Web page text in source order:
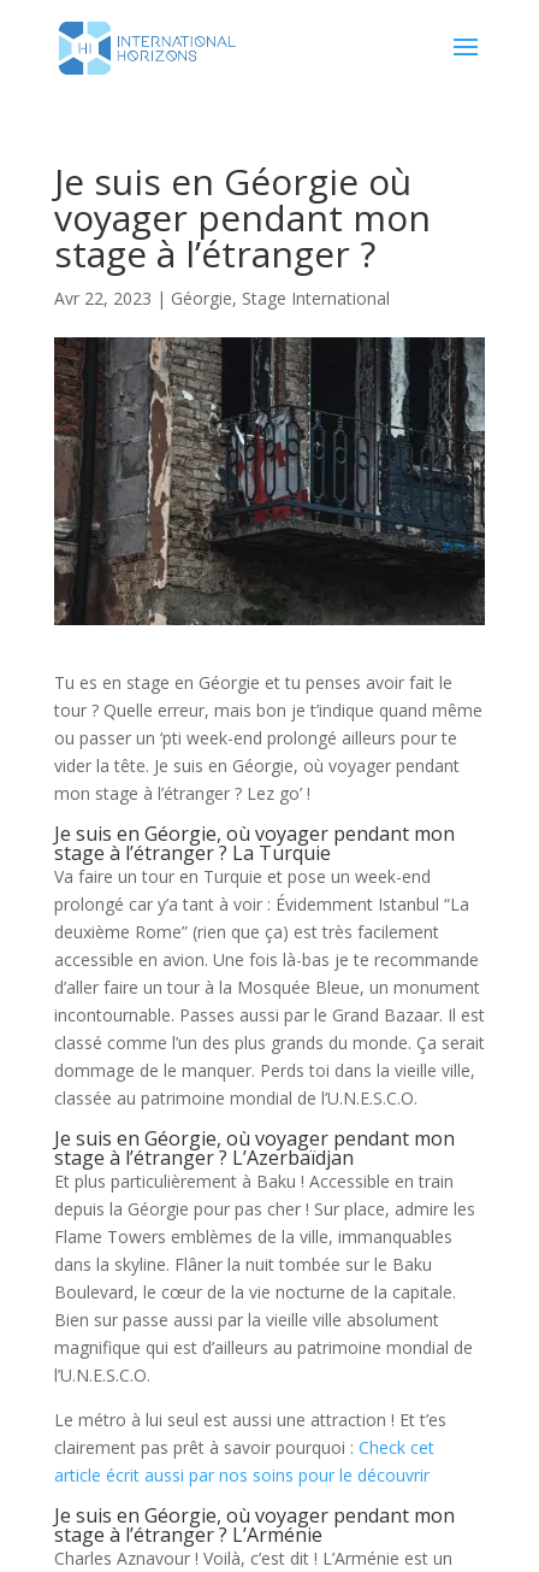
Je suis en Géorgie où
voyager pendant mon
stage à l’étranger ?
Avr 22, 2023 | Géorgie, Stage International
Tu es en stage en Géorgie et tu penses avoir fait le
tour ? Quelle erreur, mais bon je t’indique quand même
ou passer un ‘pti week-end prolongé ailleurs pour te
vider la tête. Je suis en Géorgie, où voyager pendant
mon stage à l’étranger ? Lez go’ !
Je suis en Géorgie, où voyager pendant mon
stage à l’étranger ? La Turquie
Va faire un tour en Turquie et pose un week-end
prolongé car y’a tant à voir : Évidemment Istanbul “La
deuxième Rome” (rien que ça) est très facilement
accessible en avion. Une fois là-bas je te recommande
d’aller faire un tour à la Mosquée Bleue, un monument
incontournable. Passes aussi par le Grand Bazaar. Il est
classé comme l’un des plus grands du monde. Ça serait
dommage de le manquer. Perds toi dans la vieille ville,
classée au patrimoine mondial de l’U.N.E.S.C.O.
Je suis en Géorgie, où voyager pendant mon
stage à l’étranger ? L’Azerbaïdjan
Et plus particulièrement à Baku ! Accessible en train
depuis la Géorgie pour pas cher ! Sur place, admire les
Flame Towers emblèmes de la ville, immanquables
dans la skyline. Flâner la nuit tombée sur le Baku
Boulevard, le cœur de la vie nocturne de la capitale.
Bien sur passe aussi par la vieille ville absolument
magnifique qui est d’ailleurs au patrimoine mondial de
l’U.N.E.S.C.O.
Le métro à lui seul est aussi une attraction ! Et t’es
clairement pas prêt à savoir pourquoi : Check cet
article écrit aussi par nos soins pour le découvrir
Je suis en Géorgie, où voyager pendant mon
stage à l’étranger ? L’Arménie
Charles Aznavour ! Voilà, c’est dit ! L’Arménie est un